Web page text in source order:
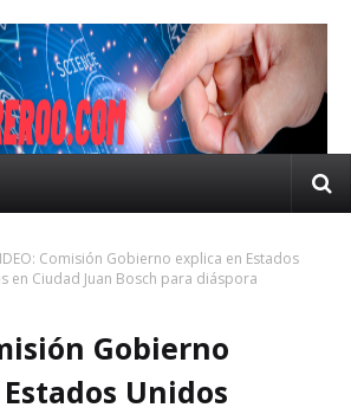
Comisión Gobierno explica en Estados
en Ciudad Juan Bosch para diáspora
Gobierno
Unidos